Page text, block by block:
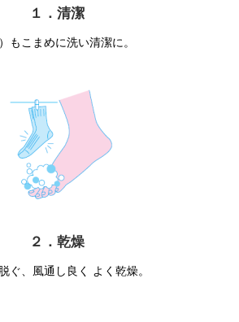
１．清潔
もこまめに洗い清潔に。
２．乾燥
ぐ、風通し良く よく乾燥。